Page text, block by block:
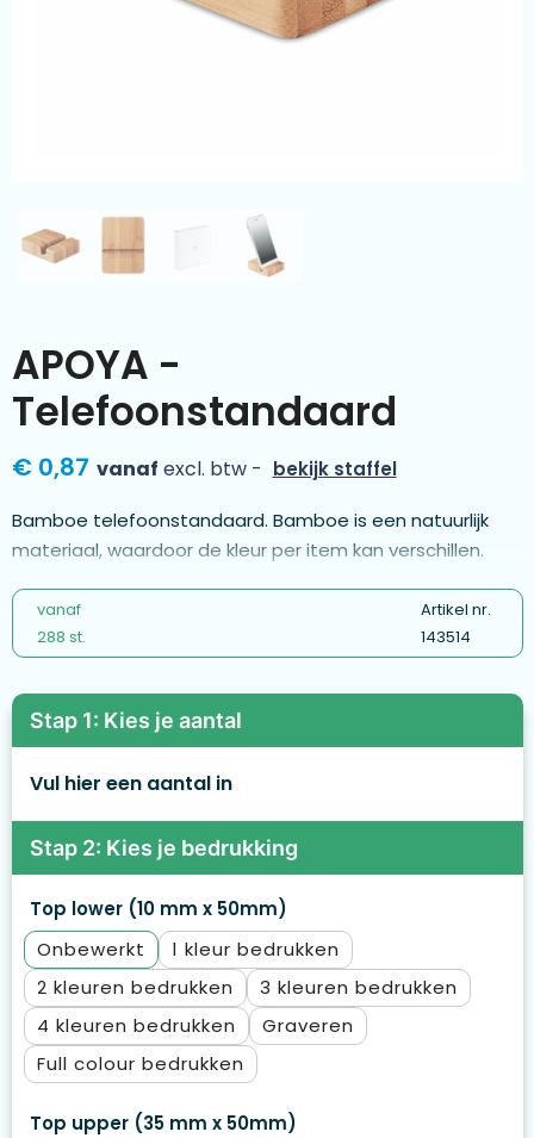
Kleding & textiel
Meer categorieën
APOYA -
Telefoonstandaard
€ 0,87 vanaf excl. btw - bekijk staffel
Bamboe telefoonstandaard. Bamboe is een natuurlijk
materiaal, waardoor de kleur per item kan verschillen.
vanaf
288 st.
Artikel nr.
143514
Stap 1: Kies je aantal
Vul hier een aantal in
Stap 2: Kies je bedrukking
Top lower (10 mm x 50mm)
Onbewerkt
1
2
3
4
Graveren
Full colour
Top upper (35 mm x 50mm)